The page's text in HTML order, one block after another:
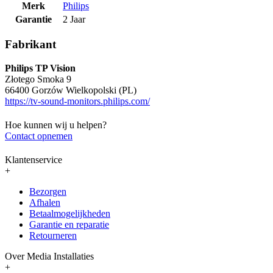
Merk
Philips
Garantie
2 Jaar
Fabrikant
Philips TP Vision
Złotego Smoka 9
66400 Gorzów Wielkopolski (PL)
https://tv-sound-monitors.philips.com/
Hoe kunnen wij u helpen?
Contact opnemen
Klantenservice
+
Bezorgen
Afhalen
Betaalmogelijkheden
Garantie en reparatie
Retourneren
Over Media Installaties
+